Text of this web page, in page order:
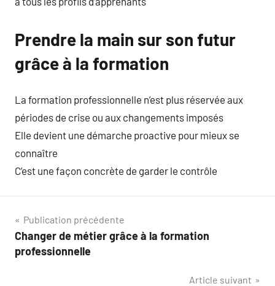
Prendre la main sur son futur
grâce à la formation
La formation professionnelle n’est plus réservée aux
périodes de crise ou aux changements imposés
Elle devient une démarche proactive pour mieux se
connaître
C’est une façon concrète de garder le contrôle
Navigation
de
Publication précédente
Changer de métier grâce à la formation
professionnelle
Article suivant